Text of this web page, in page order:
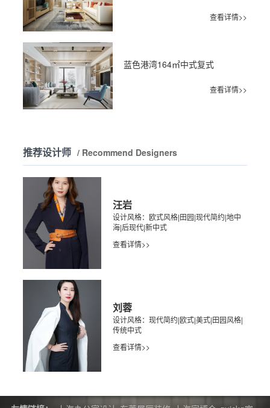
查看详情>>
蓝色港湾164㎡中式复式
查看详情>>
推荐设计师 / Recommend Designers
汪岩
设计风格：欧式风格|田园|现代简约|地中
海|后现代|新中式
查看详情>>
刘蓉
设计风格：现代简约|欧式|美式|田园风格|
传统中式
查看详情>>